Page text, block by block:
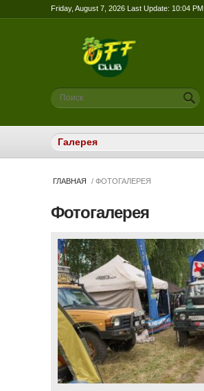
Friday, August 7, 2026 Last Update: 10:04 PM
Форма поиска
Поиск
ГЛАВНАЯ / ФОТОГАЛЕРЕЯ
Фотогалерея